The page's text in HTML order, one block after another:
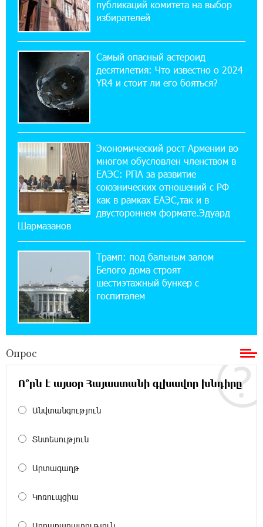
в Арарате
Никогда Нагорный Карабах не был в составе
независимого Азербайджана. Аршак
Карапетян
17:52:29 25-07-2026
обратился к президенту страны с просьбой
содействовать освобождению армянских заключенных,
осужденных в Азербайджане
12:17:04 23-07-2026
Против кого вооружается Азербайджан?
Аршак Карапетян
12:04:45 23-07-2026
При поддержке Ucom в спортивной школе
Вайка установлена солнечная
электростанция мощностью 15 кВт
20:50:22 22-07-2026
Новые финансовые навыки на «Давидбекских
играх»: Idram&IDBank
Кругом война. А вас вводят в заблуждение.
Центр продаж и обслуживания Ucom в
— ул. Ереванян, 3/47
15:44:07 17-07-2026
Flyone: Idram&IDBank
публикаций комитета на выбор
избирателей
Самый опасный астероид
десятилетия: Что известно о 2024
YR4 и стоит ли его бояться?
Экономический рост Армении во
многом обусловлен членством в
ЕАЭС: РПА за развитие
союзнических отношений с РФ
как в рамках ЕАЭС,так и в
двустороннем формате.Эдуард
Шармазанов
Трамп: под бальным залом
Белого дома строят
шестиэтажный бункер с
госпиталем
Опрос
Ո՞րն է այսօր Հայաստանի գլխավոր խնդիրը
Անվտանգություն
Տնտեսություն
Արտագաղթ
Կոռուպցիա